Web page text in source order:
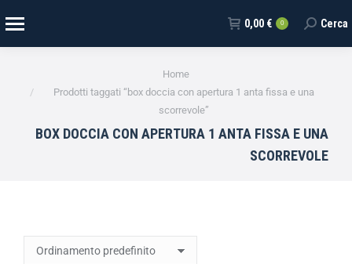
0,00 € 0 Cerca
Home
Prodotti taggati “box doccia con apertura 1 anta fissa e una
scorrevole”
BOX DOCCIA CON APERTURA 1 ANTA FISSA E UNA
SCORREVOLE